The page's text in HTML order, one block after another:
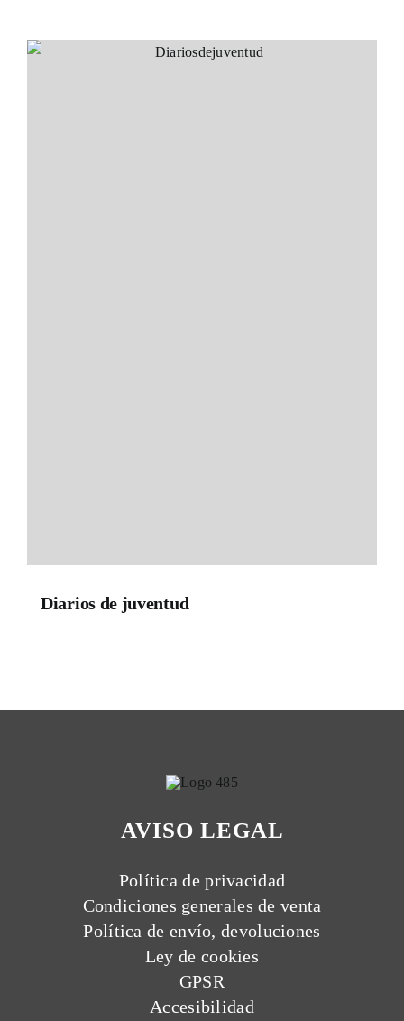
Diarios de juventud
AVISO LEGAL
Política de privacidad
Condiciones generales de venta
Política de envío, devoluciones
Ley de cookies
GPSR
Accesibilidad